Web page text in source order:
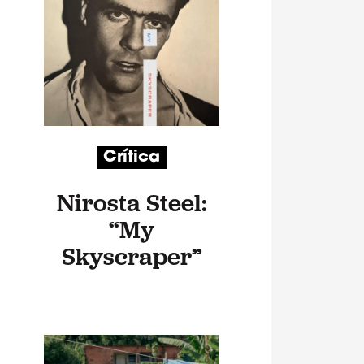
Crítica
Nirosta Steel:
“My
Skyscraper”